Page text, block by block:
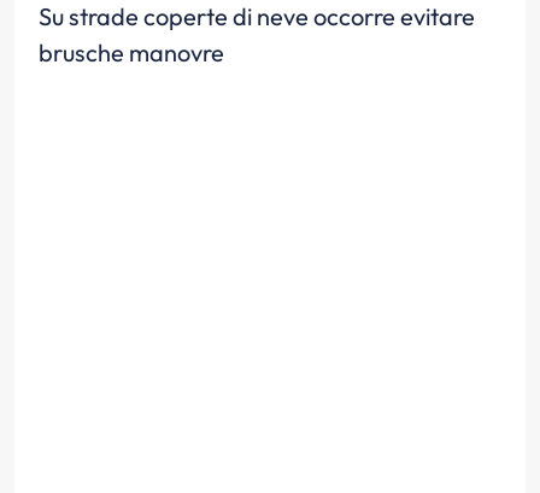
Su strade coperte di neve occorre evitare
brusche manovre